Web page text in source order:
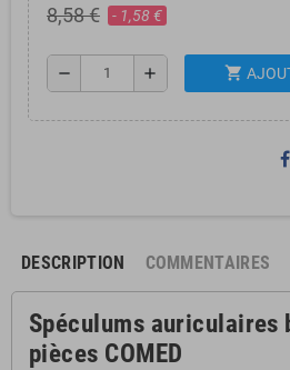
8,58 € - 1,58 €
remove add shopping_cart
DESCRIPTION COMMENTAIRES
Spéculums auriculaires
pièces COMED